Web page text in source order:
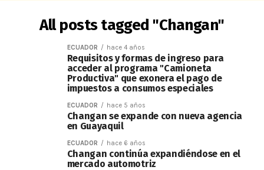
All posts tagged "Changan"
ECUADOR hace 4 años
Requisitos y formas de ingreso para
acceder al programa "Camioneta
Productiva" que exonera el pago de
impuestos a consumos especiales
ECUADOR hace 5 años
Changan se expande con nueva agencia
en Guayaquil
ECUADOR hace 6 años
Changan continúa expandiéndose en el
mercado automotriz